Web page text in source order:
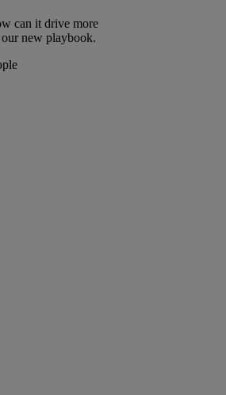
can it drive more
new playbook.